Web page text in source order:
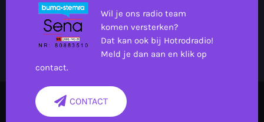
Wil je ons radio team
komen versterken?
Dat kan ook bij Hotrodradio!
Meld je dan aan en klik op
contact.
CONTACT